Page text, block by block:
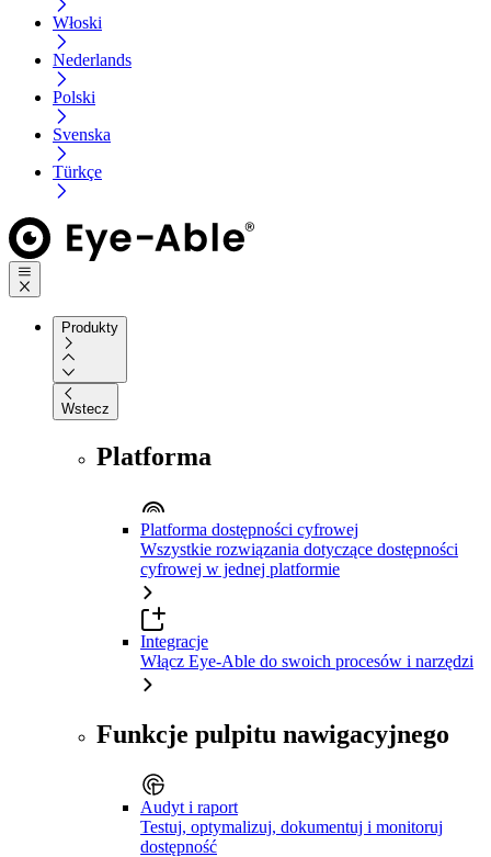
Włoski
Nederlands
Polski
Svenska
Türkçe
Produkty
Wstecz
Platforma
Platforma dostępności cyfrowej
Wszystkie rozwiązania dotyczące dostępności
cyfrowej w jednej platformie
Integracje
Włącz Eye-Able do swoich procesów i narzędzi
Funkcje pulpitu nawigacyjnego
Audyt i raport
Testuj, optymalizuj, dokumentuj i monitoruj
dostępność